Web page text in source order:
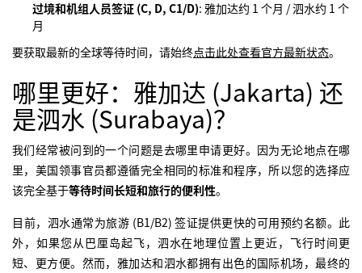
过境和机组人员签证 (C, D, C1/D): 雅加达约 1 个月 / 泗水约 1 个
月
要获取最新的全球等待时间，请始终点击此处查看官方最新状态。
哪里更好：雅加达 (Jakarta) 还
是泗水 (Surabaya)？
我们经常被问到的一个问题是去哪里申请更好。因为无论地点在哪
里，美国领事官员都遵循完全相同的标准和程序，所以您的选择应
该完全基于等待时间长短和旅行的便利性。
目前，泗水通常为旅游 (B1/B2) 签证提供更快的可用预约名额。此
外，如果您从巴厘岛起飞，泗水在地理位置上更近，飞行时间更
短、更方便。然而，雅加达和泗水都拥有出色的国际机场，最终的